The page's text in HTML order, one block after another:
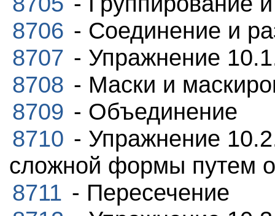
8706 - Соединение и
8707 - Упражнение
8708 - Маски и
8709 - Объединение
8710 - Упражнение
сложной формы путем
8711 - Пересечение